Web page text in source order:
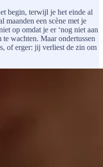
begin, terwijl je het einde al
maanden een scène met je
op omdat je er ‘nog niet aan
wachten. Maar ondertussen
of erger: jij verliest de zin om